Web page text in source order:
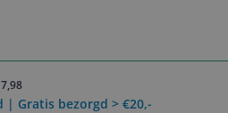
| Gratis bezorgd > €20,-